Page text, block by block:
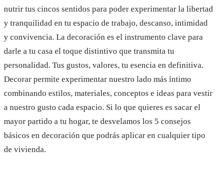
nutrir tus cincos sentidos para poder experimentar la libertad
y tranquilidad en tu espacio de trabajo, descanso, intimidad
y convivencia. La decoración es el instrumento clave para
darle a tu casa el toque distintivo que transmita tu
personalidad. Tus gustos, valores, tu esencia en definitiva.
Decorar permite experimentar nuestro lado más íntimo
combinando estilos, materiales, conceptos e ideas para vestir
a nuestro gusto cada espacio. Si lo que quieres es sacar el
mayor partido a tu hogar, te desvelamos los 5 consejos
básicos en decoración que podrás aplicar en cualquier tipo
de vivienda.